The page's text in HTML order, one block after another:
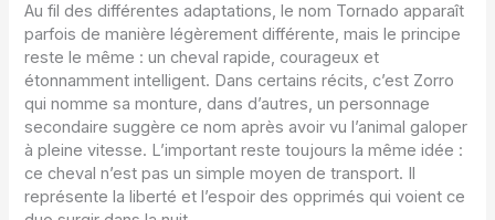
Au fil des différentes adaptations, le nom Tornado apparaît
parfois de manière légèrement différente, mais le principe
reste le même : un cheval rapide, courageux et
étonnamment intelligent. Dans certains récits, c’est Zorro
qui nomme sa monture, dans d’autres, un personnage
secondaire suggère ce nom après avoir vu l’animal galoper
à pleine vitesse. L’important reste toujours la même idée :
ce cheval n’est pas un simple moyen de transport. Il
représente la liberté et l’espoir des opprimés qui voient ce